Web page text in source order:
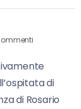
di
di Rosario